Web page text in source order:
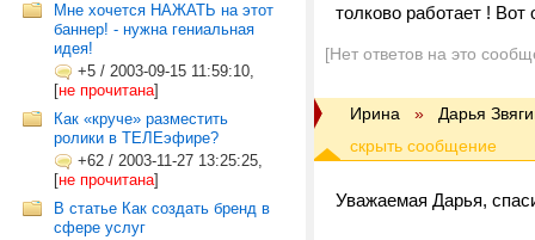
Мне хочется НАЖАТЬ на этот
баннер! - нужна гениальная
идея!
+5 / 2003-09-15 11:59:10,
[не прочитана]
Как «круче» разместить
ролики в ТЕЛЕэфире?
+62 / 2003-11-27 13:25:25,
[не прочитана]
В статье Как создать бренд в
сфере услуг
толково работает !
[Нет ответов на это
Ирина » Дарья
Уважаемая Дарья,